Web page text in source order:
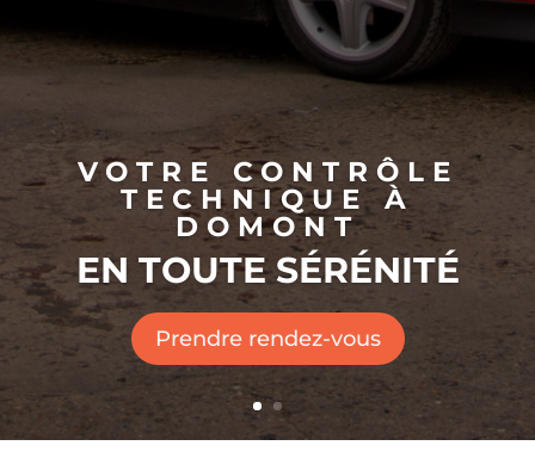
VOTRE CONTRÔLE
TECHNIQUE À
DOMONT
EN TOUTE SÉRÉNITÉ
Prendre rendez-vous